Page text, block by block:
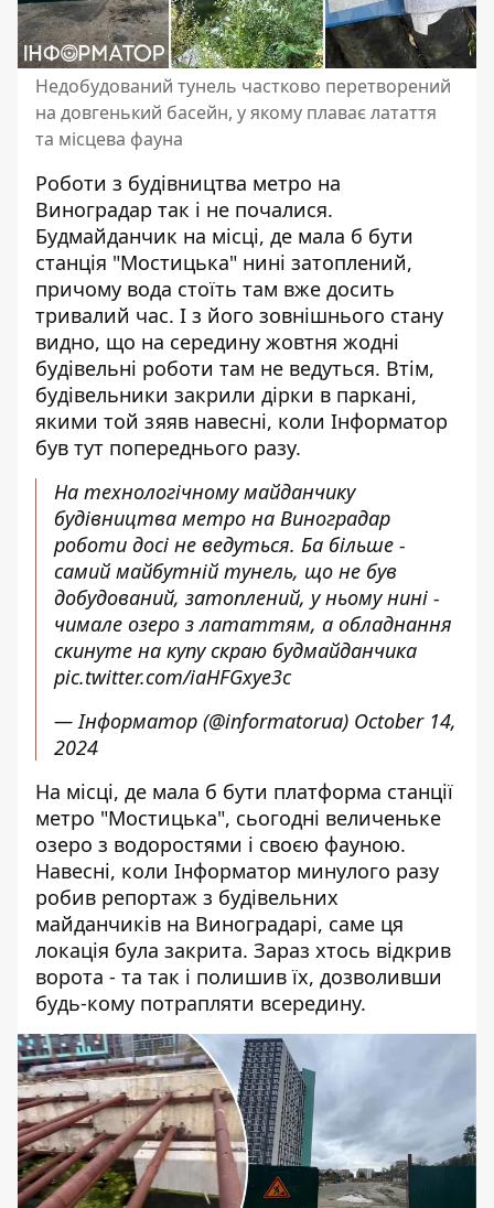
Недобудований тунель частково перетворений
на довгенький басейн, у якому плаває латаття
та місцева фауна
Роботи з будівництва метро на
Виноградар так і не почалися.
Будмайданчик на місці, де мала б бути
станція "Мостицька" нині затоплений,
причому вода стоїть там вже досить
тривалий час. І з його зовнішнього стану
видно, що на середину жовтня жодні
будівельні роботи там не ведуться. Втім,
будівельники закрили дірки в паркані,
якими той зяяв навесні, коли Інформатор
був тут попереднього разу.
На технологічному майданчику
будівництва метро на Виноградар
роботи досі не ведуться. Ба більше -
самий майбутній тунель, що не був
добудований, затоплений, у ньому нині -
чимале озеро з лататтям, а обладнання
скинуте на купу скраю будмайданчика
pic.twitter.com/iaHFGxye3c
— Інформатор (@informatorua) October 14,
2024
На місці, де мала б бути платформа станції
метро "Мостицька", сьогодні величеньке
озеро з водоростями і своєю фауною.
Навесні, коли Інформатор минулого разу
робив репортаж з будівельних
майданчиків на Виноградарі, саме ця
локація була закрита. Зараз хтось відкрив
ворота - та так і полишив їх, дозволивши
будь-кому потрапляти всередину.